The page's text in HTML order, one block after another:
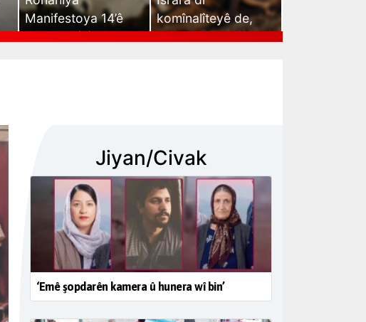
Manifestoya 14’ê
komînalîteyê de,
Jiyan/Civak
‘Emê şopdarên kamera û hunera wî bin’